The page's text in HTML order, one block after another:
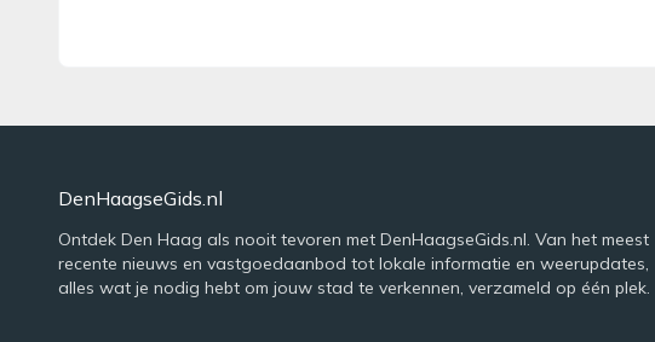
DenHaagseGids.nl
Ontdek Den Haag als nooit tevoren met DenHaagseGids.nl. Van het meest
recente nieuws en vastgoedaanbod tot lokale informatie en weerupdates,
alles wat je nodig hebt om jouw stad te verkennen, verzameld op één plek.